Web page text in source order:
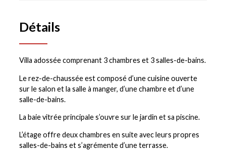
Détails
Villa adossée comprenant 3 chambres et 3 salles-de-bains.
Le rez-de-chaussée est composé d’une cuisine ouverte
sur le salon et la salle à manger, d’une chambre et d’une
salle-de-bains.
La baie vitrée principale s’ouvre sur le jardin et sa piscine.
L’étage offre deux chambres en suite avec leurs propres
salles-de-bains et s’agrémente d’une terrasse.